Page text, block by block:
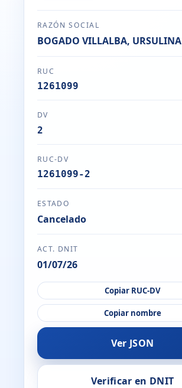
RAZÓN SOCIAL
BOGADO VILLALBA, URSULINA
RUC
1261099
DV
2
RUC-DV
1261099-2
ESTADO
Cancelado
ACT. DNIT
01/07/26
Copiar RUC-DV
Copiar nombre
Ver JSON
Verificar en DNIT